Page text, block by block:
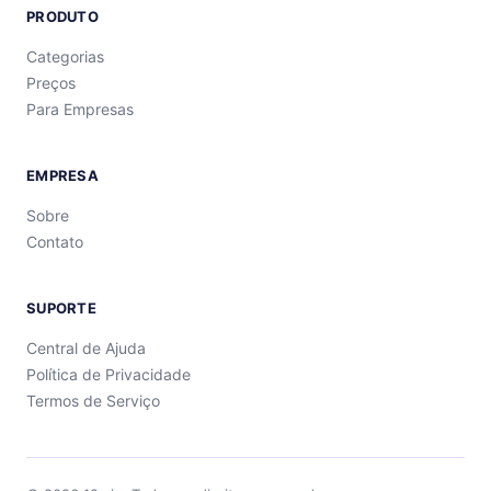
PRODUTO
Categorias
Preços
Para Empresas
EMPRESA
Sobre
Contato
SUPORTE
Central de Ajuda
Política de Privacidade
Termos de Serviço